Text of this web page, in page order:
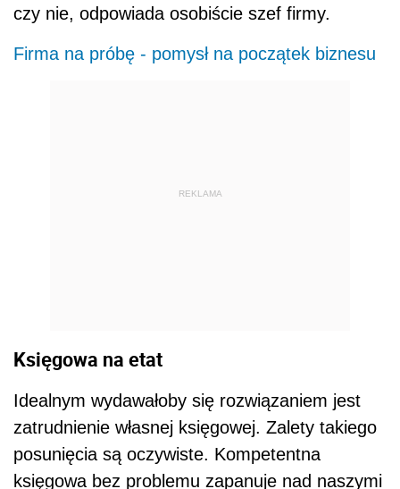
czy nie, odpowiada osobiście szef firmy.
Firma na próbę - pomysł na początek biznesu
REKLAMA
Księgowa na etat
Idealnym wydawałoby się rozwiązaniem jest
zatrudnienie własnej księgowej. Zalety takiego
posunięcia są oczywiste. Kompetentna
księgowa bez problemu zapanuje nad naszymi